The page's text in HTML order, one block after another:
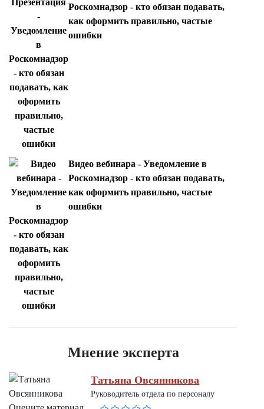
Роскомнадзор - кто обязан подавать,
как оформить правильно, частые
ошибки
Видео вебинара - Уведомление в
Роскомнадзор - кто обязан подавать,
как оформить правильно, частые
ошибки
Мнение эксперта
Татьяна Овсянникова
Руководитель отдела по персоналу